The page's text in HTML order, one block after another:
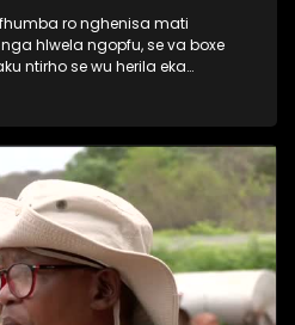
ro nghenisa mati
hlwela ngopfu, se va boxe
ntirho se wu herila eka
rindzela va kanakana.